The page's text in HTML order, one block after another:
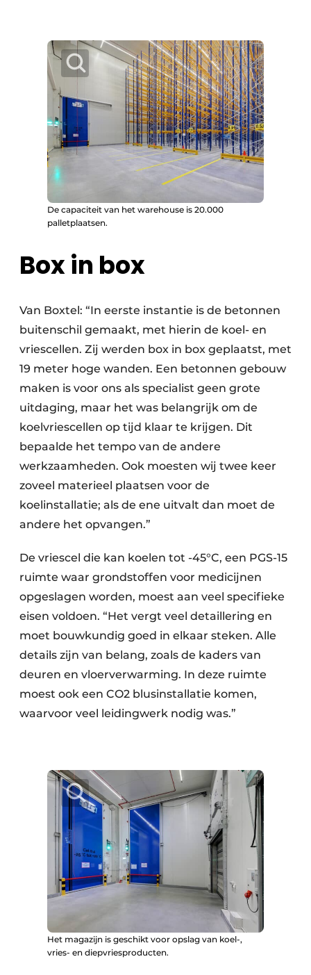
De capaciteit van het warehouse is 20.000
palletplaatsen.
Box in box
Van Boxtel: “In eerste instantie is de betonnen
buitenschil gemaakt, met hierin de koel- en
vriescellen. Zij werden box in box geplaatst, met
19 meter hoge wanden. Een betonnen gebouw
maken is voor ons als specialist geen grote
uitdaging, maar het was belangrijk om de
koelvriescellen op tijd klaar te krijgen. Dit
bepaalde het tempo van de andere
werkzaamheden. Ook moesten wij twee keer
zoveel materieel plaatsen voor de
koelinstallatie; als de ene uitvalt dan moet de
andere het opvangen.”
De vriescel die kan koelen tot -45°C, een PGS-15
ruimte waar grondstoffen voor medicijnen
opgeslagen worden, moest aan veel specifieke
eisen voldoen. “Het vergt veel detaillering en
moet bouwkundig goed in elkaar steken. Alle
details zijn van belang, zoals de kaders van
deuren en vloerverwarming. In deze ruimte
moest ook een CO2 blusinstallatie komen,
waarvoor veel leidingwerk nodig was.”
Het magazijn is geschikt voor opslag van koel-,
vries- en diepvriesproducten.